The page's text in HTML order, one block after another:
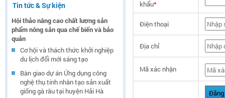
Tin tức & Sự kiện
Hội thảo nâng cao chất lượng sản
phẩm nông sản qua chế biến và bảo
quản
Cơ hội và thách thức khởi nghiệp
du lịch đổi mới sáng tạo
Bàn giao dự án Ứng dụng công
nghệ thụ tinh nhân tạo sản xuất
giống gà râu tại huyện Hải Hà
khẩu*
Điện thoại
Địa chỉ
Mã xác nhận